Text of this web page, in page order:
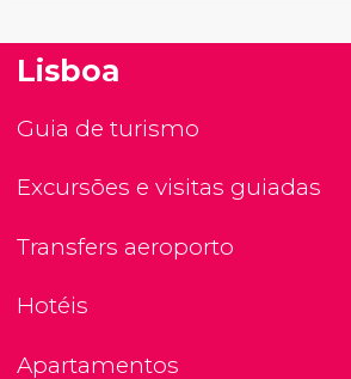
Lisboa
Guia de turismo
Excursões e visitas guiadas
Transfers aeroporto
Hotéis
Apartamentos